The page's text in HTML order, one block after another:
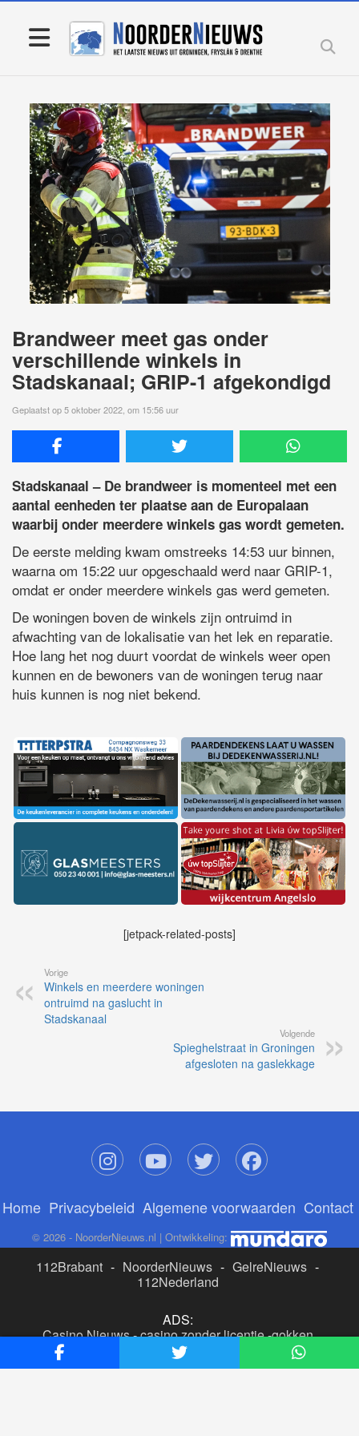
Brandweer meet gas onder
verschillende winkels in
Stadskanaal; GRIP-1 afgekondigd
Geplaatst op 5 oktober 2022, om 15:56 uur
Stadskanaal – De brandweer is momenteel met een
aantal eenheden ter plaatse aan de Europalaan
waarbij onder meerdere winkels gas wordt gemeten.
De eerste melding kwam omstreeks 14:53 uur binnen,
waarna om 15:22 uur opgeschaald werd naar GRIP-1,
omdat er onder meerdere winkels gas werd gemeten.
De woningen boven de winkels zijn ontruimd in
afwachting van de lokalisatie van het lek en reparatie.
Hoe lang het nog duurt voordat de winkels weer open
kunnen en de bewoners van de woningen terug naar
huis kunnen is nog niet bekend.
[jetpack-related-posts]
Vorige
Winkels en meerdere woningen
ontruimd na gaslucht in
Stadskanaal
Volgende
Spieghelstraat in Groningen
afgesloten na gaslekkage
Home Privacybeleid Algemene voorwaarden Contact
© 2026 - NoorderNieuws.nl | Ontwikkeling:
112Brabant - NoorderNieuws - GelreNieuws -
112Nederland
ADS:
Casino Nieuws-casino zonder licentie-gokken
buitenlandse site
beste online casino nederland